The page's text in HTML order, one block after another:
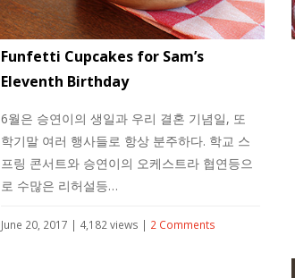
Funfetti Cupcakes for Sam’s
Eleventh Birthday
6월은 승연이의 생일과 우리 결혼 기념일, 또
학기말 여러 행사들로 항상 분주하다. 학교 스
프링 콘서트와 승연이의 오케스트라 협연등으
로 수많은 리허설등…
June 20, 2017 | 4,182 views | 2 Comments